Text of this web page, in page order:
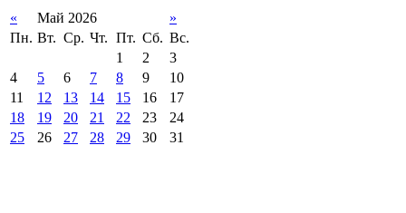
« Май 2026
»
Пн. Вт. Ср. Чт. Пт. Сб. Вс.
1
2
3
4
5 6 7 8 9
10
11
12 13 14 15 16
17
18
19 20 21 22 23
24
25
26 27 28 29 30 31